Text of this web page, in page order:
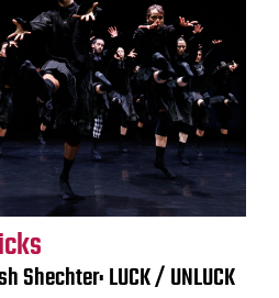
Shechter: LUCK / UNLUCK